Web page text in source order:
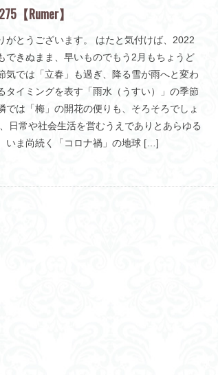
【Rumer】
がとうございます。 はたと気付けば、2022
できぬまま、早いものでもう2月もちょうど
気では「立春」も過ぎ、降る雪が雨へと変わ
タイミングを表す「雨水（うすい）」の季節
では「梅」の開花の便りも、そろそろでしょ
日常や社会生活を営むうえでありとあらゆる
いま尚続く「コロナ禍」の地球 […]